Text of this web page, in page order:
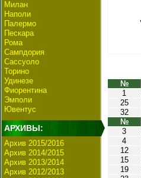
Милан
Наполи
Палермо
Пескара
Рома
Сампдория
Сассуоло
Торино
Удинезе
Фиорентина
Эмполи
Ювентус
АРХИВЫ:
Архив 2015/2016
Архив 2014/2015
Архив 2013/2014
Архив 2012/2013
№
1
25
32
№
3
4
12
15
19